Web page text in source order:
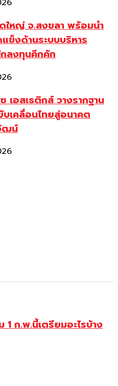
ใหญ่ จ.สงขลา พร้อมนำ
ข็งด้านระบบบริหาร
ลงทุนคึกคัก
เอสเธติกส์ วางรากฐาน
คลื่อนไทยสู่อนาคต
ฒน์
1 ก.พ.นี้เตรียมอะไรบ้าง